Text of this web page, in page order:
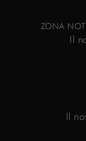
ZONA
Il
Il